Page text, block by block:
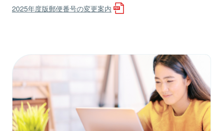
2025年度版郵便番号の変更案内